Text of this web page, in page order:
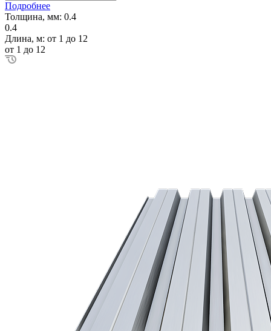
Подробнее
Толщина, мм: 0.4
0.4
Длина, м: от 1 до 12
от 1 до 12